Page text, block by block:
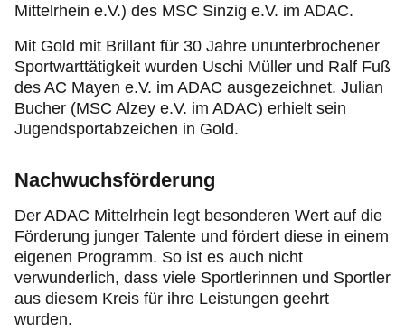
Mittelrhein e.V.) des MSC Sinzig e.V. im ADAC.
Mit Gold mit Brillant für 30 Jahre ununterbrochener
Sportwarttätigkeit wurden Uschi Müller und Ralf Fuß
des AC Mayen e.V. im ADAC ausgezeichnet. Julian
Bucher (MSC Alzey e.V. im ADAC) erhielt sein
Jugendsportabzeichen in Gold.
Nachwuchsförderung
Der ADAC Mittelrhein legt besonderen Wert auf die
Förderung junger Talente und fördert diese in einem
eigenen Programm. So ist es auch nicht
verwunderlich, dass viele Sportlerinnen und Sportler
aus diesem Kreis für ihre Leistungen geehrt
wurden.